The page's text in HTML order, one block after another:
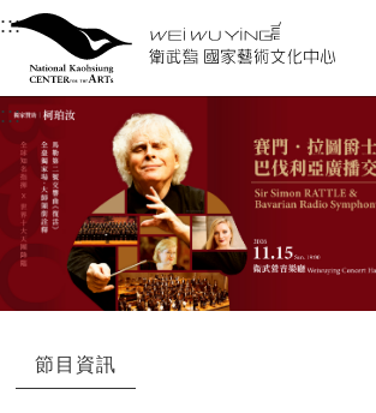
衛武營國家藝術文化中心
中央內容區塊，為本頁主要內容區。
:::選單連結區塊，此區塊列有本網站
衛武營國家藝術文化中
:::中央內容區塊，為本頁主要內容區。
節目資訊